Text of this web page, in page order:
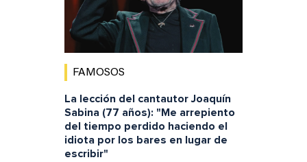
FAMOSOS
La lección del cantautor Joaquín
Sabina (77 años): "Me arrepiento
del tiempo perdido haciendo el
idiota por los bares en lugar de
escribir"